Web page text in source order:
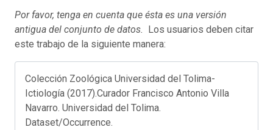
Por favor, tenga en cuenta que ésta es una versión
antigua del conjunto de datos. Los usuarios deben citar
este trabajo de la siguiente manera:
Colección Zoológica Universidad del Tolima-
Ictiología (2017).Curador Francisco Antonio Villa
Navarro. Universidad del Tolima.
Dataset/Occurrence.